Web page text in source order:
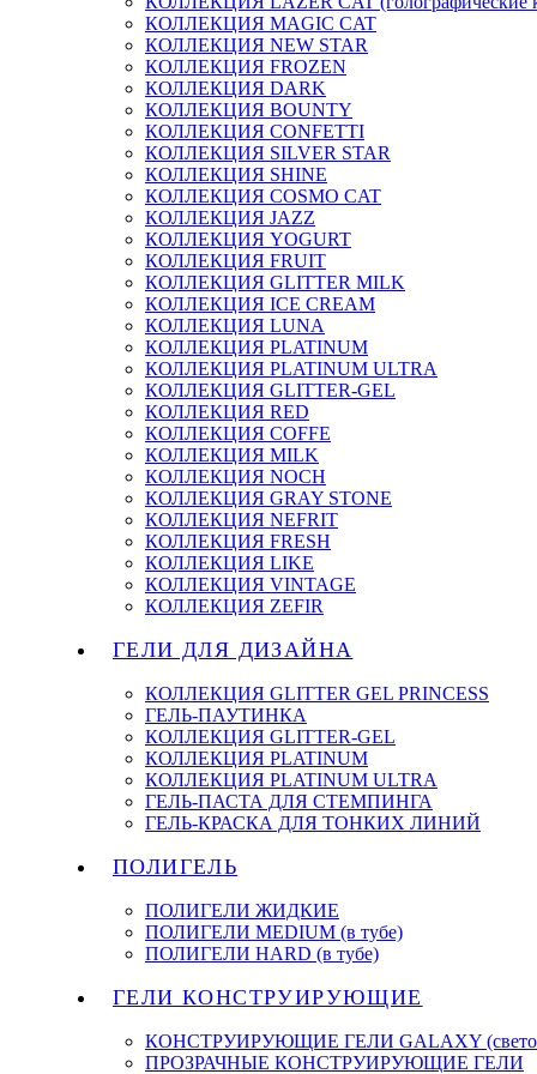
КОЛЛЕКЦИЯ MAGIC CAT
КОЛЛЕКЦИЯ NEW STAR
КОЛЛЕКЦИЯ FROZEN
КОЛЛЕКЦИЯ DARK
КОЛЛЕКЦИЯ BOUNTY
КОЛЛЕКЦИЯ CONFETTI
КОЛЛЕКЦИЯ SILVER STAR
КОЛЛЕКЦИЯ SHINE
КОЛЛЕКЦИЯ COSMO CAT
КОЛЛЕКЦИЯ JAZZ
КОЛЛЕКЦИЯ YOGURT
КОЛЛЕКЦИЯ FRUIT
КОЛЛЕКЦИЯ GLITTER MILK
КОЛЛЕКЦИЯ ICE CREAM
КОЛЛЕКЦИЯ LUNA
КОЛЛЕКЦИЯ PLATINUM
КОЛЛЕКЦИЯ PLATINUM ULTRA
КОЛЛЕКЦИЯ GLITTER-GEL
КОЛЛЕКЦИЯ RED
КОЛЛЕКЦИЯ COFFE
КОЛЛЕКЦИЯ MILK
КОЛЛЕКЦИЯ NOCH
КОЛЛЕКЦИЯ GRAY STONE
КОЛЛЕКЦИЯ NEFRIT
КОЛЛЕКЦИЯ FRESH
КОЛЛЕКЦИЯ LIKE
КОЛЛЕКЦИЯ VINTAGE
КОЛЛЕКЦИЯ ZEFIR
ГЕЛИ ДЛЯ ДИЗАЙНА
КОЛЛЕКЦИЯ GLITTER GEL PRINCESS
ГЕЛЬ-ПАУТИНКА
КОЛЛЕКЦИЯ GLITTER-GEL
КОЛЛЕКЦИЯ PLATINUM
КОЛЛЕКЦИЯ PLATINUM ULTRA
ГЕЛЬ-ПАСТА ДЛЯ СТЕМПИНГА
ГЕЛЬ-КРАСКА ДЛЯ ТОНКИХ ЛИНИЙ
ПОЛИГЕЛЬ
ПОЛИГЕЛИ ЖИДКИЕ
ПОЛИГЕЛИ MEDIUM (в тубе)
ПОЛИГЕЛИ HARD (в тубе)
ГЕЛИ КОНСТРУИРУЮЩИЕ
КОНСТРУИРУЮЩИЕ ГЕЛИ GALAXY
ПРОЗРАЧНЫЕ КОНСТРУИРУЮЩИЕ ГЕЛИ